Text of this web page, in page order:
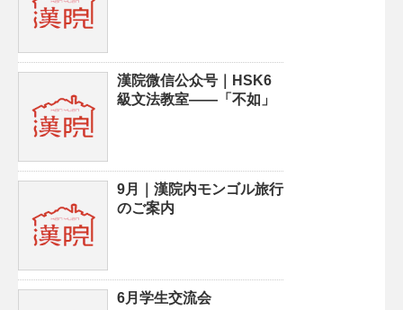
漢院微信公众号｜HSK6
級文法教室——「不如」
9月｜漢院内モンゴル旅行
のご案内
6月学生交流会